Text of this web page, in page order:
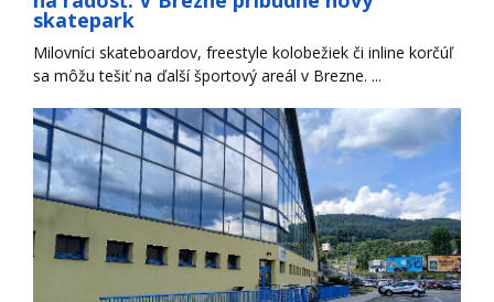
skatepark
Milovníci skateboardov, freestyle kolobežiek či inline korčúľ
sa môžu tešiť na ďalší športový areál v Brezne. ...